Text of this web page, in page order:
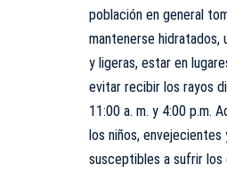
población en general
mantenerse hidratados,
y ligeras, estar en
evitar recibir los rayos
11:00 a. m. y 4:00 p.m.
los niños, envejecientes
susceptibles a sufrir